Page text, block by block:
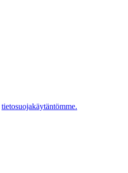
tietosuojakäytäntömme.